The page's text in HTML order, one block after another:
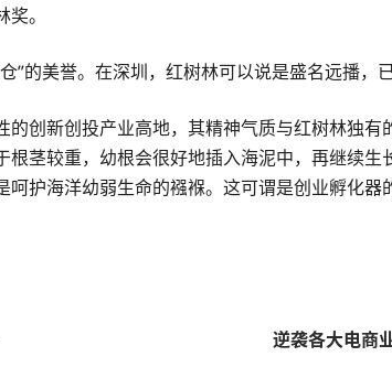
。
的美誉。在深圳，红树林可以说是盛名远播，
创新创投产业高地，其精神气质与红树林独
茎较重，幼根会很好地插入海泥中，再继续
护海洋幼弱生命的襁褓。这可谓是创业孵化器
逆袭各大电商